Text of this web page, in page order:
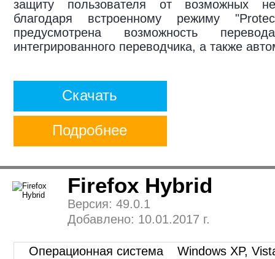
защиту пользователя от возможных
благодаря встроенному режиму
предусмотрена возможность
интегрированного переводчика, а также
Подробнее
Скачать
Операционная система
Windows XP,
Версия: 49.0.1
Добавлено: 10.01.2017 г.
Firefox Hybrid